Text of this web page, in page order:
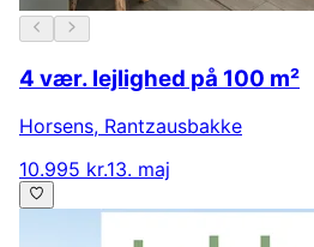
4 vær. lejlighed på 100 m²
Horsens, Rantzausbakke
10.995 kr.13. maj